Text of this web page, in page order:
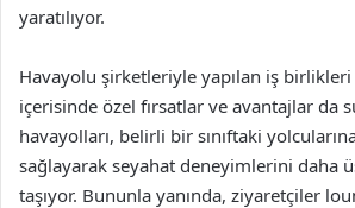
yaratılıyor.
Havayolu şirketleriyle yapılan iş
içerisinde özel fırsatlar ve avantajlar da
havayolları, belirli bir sınıftaki
sağlayarak seyahat deneyimlerini daha
taşıyor. Bununla yanında, ziyaretçiler